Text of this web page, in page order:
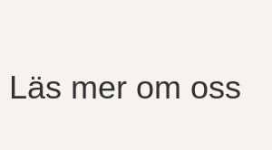
Läs mer om oss